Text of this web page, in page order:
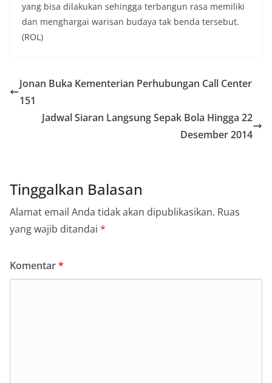
yang bisa dilakukan sehingga terbangun rasa memiliki
dan menghargai warisan budaya tak benda tersebut.
(ROL)
Jonan Buka Kementerian Perhubungan Call Center
151
Jadwal Siaran Langsung Sepak Bola Hingga 22
Desember 2014
Tinggalkan Balasan
Alamat email Anda tidak akan dipublikasikan. Ruas
yang wajib ditandai *
Komentar*